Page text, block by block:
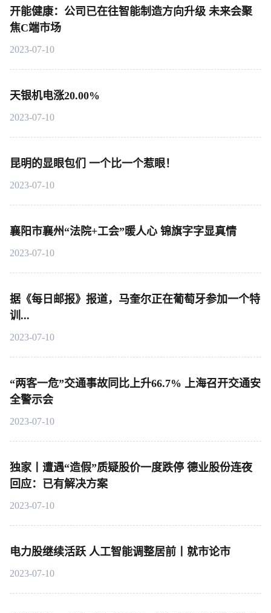
开能健康：公司已在往智能制造方向升级 未来会聚
焦C端市场
2023-07-10
天银机电涨20.00%
2023-07-10
昆明的显眼包们 一个比一个惹眼！
2023-07-10
襄阳市襄州“法院+工会”暖人心 锦旗字字显真情
2023-07-10
据《每日邮报》报道，马奎尔正在葡萄牙参加一个特
训...
2023-07-10
“两客一危”交通事故同比上升66.7% 上海召开交通安
全警示会
2023-07-10
独家丨遭遇“造假”质疑股价一度跌停 德业股份连夜
回应：已有解决方案
2023-07-10
电力股继续活跃 人工智能调整居前丨就市论市
2023-07-10